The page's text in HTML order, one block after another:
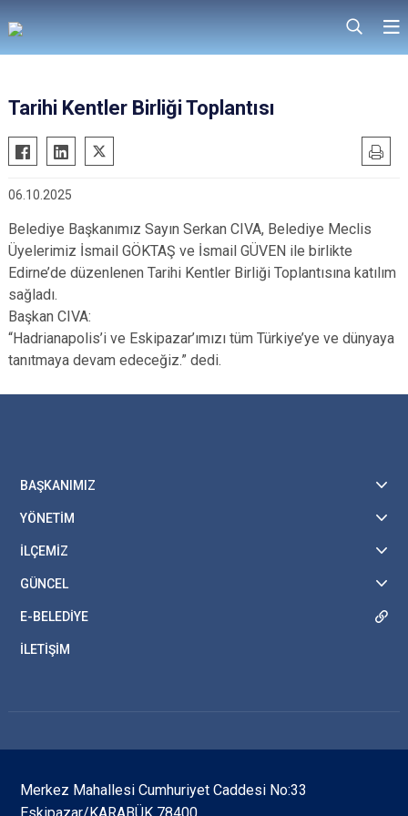
Tarihi Kentler Birliği Toplantısı
06.10.2025
Belediye Başkanımız Sayın Serkan CIVA, Belediye Meclis
Üyelerimiz İsmail GÖKTAŞ ve İsmail GÜVEN ile birlikte
Edirne’de düzenlenen Tarihi Kentler Birliği Toplantısına katılım
sağladı.
Başkan CIVA:
“Hadrianapolis’i ve Eskipazar’ımızı tüm Türkiye’ye ve dünyaya
tanıtmaya devam edeceğiz.” dedi.
BAŞKANIMIZ
YÖNETİM
İLÇEMİZ
GÜNCEL
E-BELEDİYE
İLETİŞİM
Merkez Mahallesi Cumhuriyet Caddesi No:33